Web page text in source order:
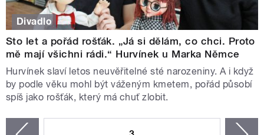
Divadlo
Sto let a pořád rošťák. „Já si dělám, co chci. Proto
mě mají všichni rádi.“ Hurvínek u Marka Němce
Hurvínek slaví letos neuvěřitelné sté narozeniny. A i když
by podle věku mohl být váženým kmetem, pořád působí
spíš jako rošťák, který má chuť zlobit.